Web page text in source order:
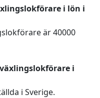
i lön i
är 40000
i
i Sverige.